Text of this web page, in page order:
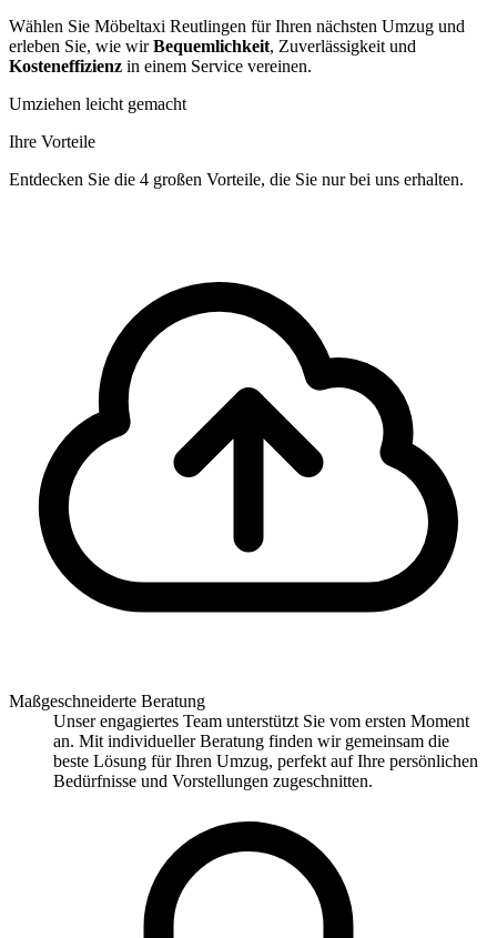
Wählen Sie Möbeltaxi Reutlingen für Ihren nächsten Umzug und
erleben Sie, wie wirBequemlichkeit, Zuverlässigkeit und
Kosteneffizienz in einem Service vereinen.
Umziehen leicht gemacht
Ihre Vorteile
Entdecken Sie die 4 großen Vorteile, die Sie nur bei uns erhalten.
Maßgeschneiderte Beratung
Unser engagiertes Team unterstützt Sie vom ersten Moment
an. Mit individueller Beratung finden wir gemeinsam die
beste Lösung für Ihren Umzug, perfekt auf Ihre persönlichen
Bedürfnisse und Vorstellungen zugeschnitten.